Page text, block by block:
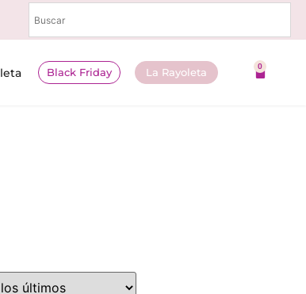
Black Friday La Rayoleta 0